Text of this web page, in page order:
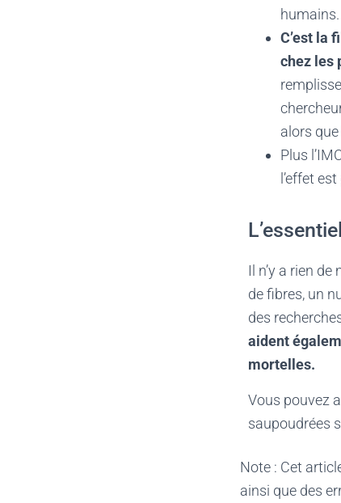
humains.
C’est la
chez les
alors que
Plus
l’effet
Il n’y a rien
de fibres, un
des
aident
mortelles.
Vous pouvez
saupoudrées
Note : Cet
ainsi que des